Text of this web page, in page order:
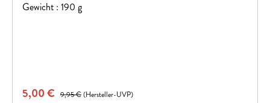
Gewicht : 190 g
Verkaufspreis:
5,00 € Regulärer Preis:
9,95 €(Hersteller-UVP)